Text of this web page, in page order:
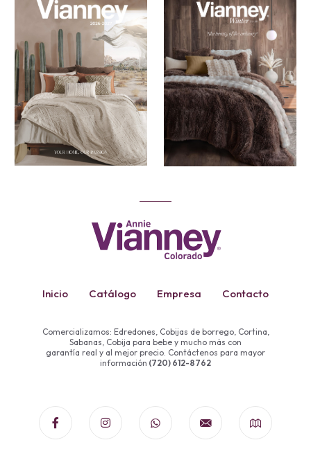
Inicio Catálogo Empresa Contacto
Comercializamos: Edredones, Cobijas de borrego, Cortina,
Sabanas, Cobija para bebe y mucho más con
garantía real y al mejor precio. Contáctenos para mayor
información (720) 612-8762